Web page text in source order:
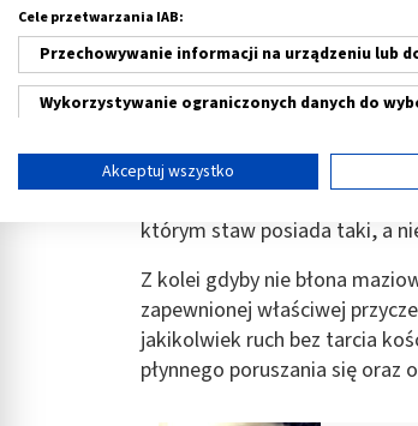
Jak wyglądabudowa torebki
wewnętrzna. Tę pierwszą
membrana, czyli błona
Za co odpowiada
torebka
warstwami. Błona
którym staw posiada taki, a
Z kolei gdyby nie błona
zapewnionej właściwej
jakikolwiek ruch bez tarcia
płynnego poruszania się oraz
Cele przetwarzania IAB:
Przechowywanie informacji na urządzeniu lub
Wykorzystywanie ograniczonych danych do
Tworzenie profili w celu spersonalizowanych
Wykorzystywanie profili w celu doboru
Pomiar efektywności reklam
Akceptuj wszystko